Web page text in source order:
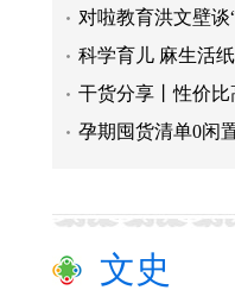
对啦教育洪文壁谈
科学育儿 麻生活
干货分享丨性价
孕期囤货清单0闲
文史